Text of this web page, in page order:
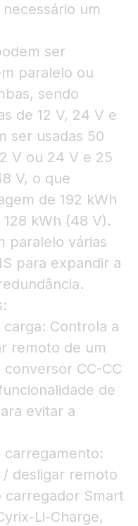
um
ser
paralelo ou
sendo
de 12 V, 24 V e
ser usadas 50
V ou 24 V e 25
V, o que
de 192 kWh
kWh (48 V).
paralelo várias
para expandir a
Controla a
remoto de um
CC-CC
de
evitar a
carregamento:
desligar remoto
Smart
Li-Charge,